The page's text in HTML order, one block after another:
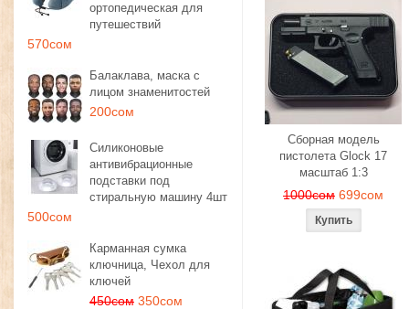
ортопедическая для
путешествий
570сом
Балаклава, маска с
лицом знаменитостей
200сом
Силиконовые
антивибрационные
подставки под
стиральную машину 4шт
500сом
Карманная сумка
ключница, Чехол для
ключей
450сом 350сом
Сборная модель
пистолета Glock 17
масштаб 1:3
1000сом 699сом